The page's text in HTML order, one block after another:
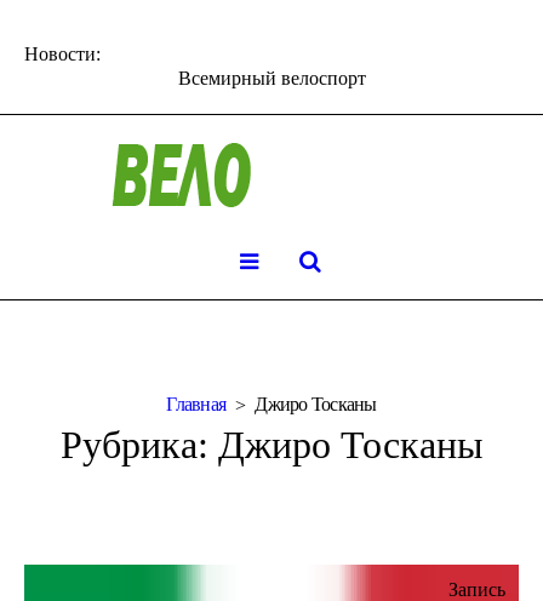
Новости:
Всемирный велоспорт
Главная Джиро Тосканы
Рубрика: Джиро Тосканы
Запись